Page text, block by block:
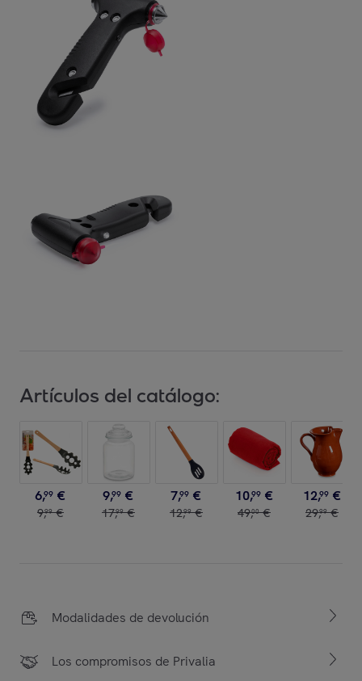
Artículos del catálogo:
6,99 €
9,99 €
9,99 €
17,99 €
7,99 €
12,99 €
10,99 €
49,00 €
12,99 €
29,99 €
Modalidades de devolución
Los compromisos de Privalia